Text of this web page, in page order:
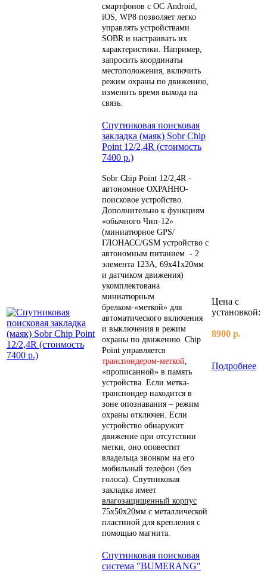
смартфонов с ОС Android,
iOS, WP8 позволяет легко
управлять устройствами
SOBR и настраивать их
характеристики. Например,
запросить координаты
местоположения, включить
режим охраны по движению,
изменить время выхода на
связь.
Спутниковая поисковая
закладка (маяк) Sobr Chip
Point 12/2,4R (стоимость
7400 р.)
Sobr Chip Point 12/2,4R -
автономное ОХРАННО-
поисковое устройство.
Дополнительно к функциям
«обычного Чип-12»
(миниатюрное GPS/
ГЛОНАСС/GSM устройство с
автономным питанием - 2
элемента 123А, 69х41х20мм
и датчиком движения)
укомплектована
миниатюрным
брелком-«меткой» для
автоматического включения
и выключения в режим
охраны по движению. Chip
Point управляется
транспондером-меткой
«прописанной» в память
устройства. Если метка-
транспондер находится в
зоне опознавания – режим
охраны отключен. Если
устройство обнаружит
движение при отсутствии
метки, оно оповестит
владельца звонком на его
мобильный телефон (без
голоса). Cпутниковая
закладка имеет
влагозащищенный корпус
75х50х20мм с металлической
пластиной для крепления с
помощью магнита.
Цена с
установкой:
8900 р.
Подробнее
Спутниковая поисковая
система "BUMERANG"